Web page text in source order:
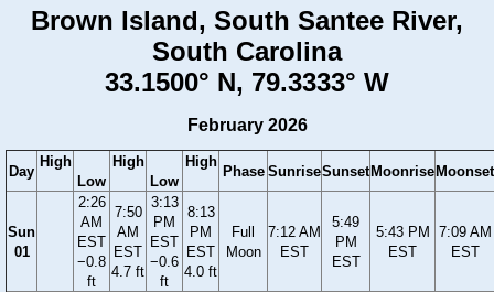
Brown Island, South Santee River,
South Carolina
33.1500° N, 79.3333° W
February 2026
Day
High
Low
High
Low
High
Phase SunriseSunset Moonrise Moonset
Sun
01
2:26
AM
EST
−0.8
ft
7:50
AM
EST
4.7 ft
3:13
PM
EST
−0.6
ft
8:13
PM
EST
4.0 ft
Full
Moon
7:12 AM
EST
5:49
PM
EST
5:43 PM
EST
7:09 AM
EST